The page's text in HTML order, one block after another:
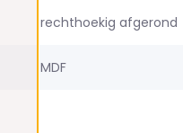
rechthoekig afgerond
MDF